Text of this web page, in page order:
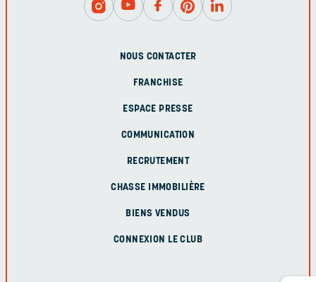
NOUS CONTACTER
FRANCHISE
ESPACE PRESSE
COMMUNICATION
RECRUTEMENT
CHASSE IMMOBILIÈRE
BIENS VENDUS
CONNEXION LE CLUB